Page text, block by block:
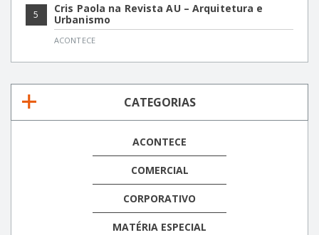
5
Cris Paola na Revista AU – Arquitetura e
Urbanismo
ACONTECE
CATEGORIAS
ACONTECE
COMERCIAL
CORPORATIVO
MATÉRIA ESPECIAL